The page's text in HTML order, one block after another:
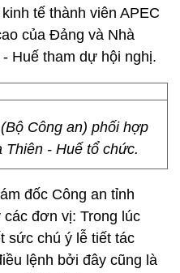
tế thành viên APEC
của Đảng và Nhà
Huế tham dự hội nghị.
Công an) phối hợp
- Huế tổ chức.
đốc Công an tỉnh
đơn vị: Trong lúc
sức chú ý lễ tiết tác
lệnh bởi đây cũng là